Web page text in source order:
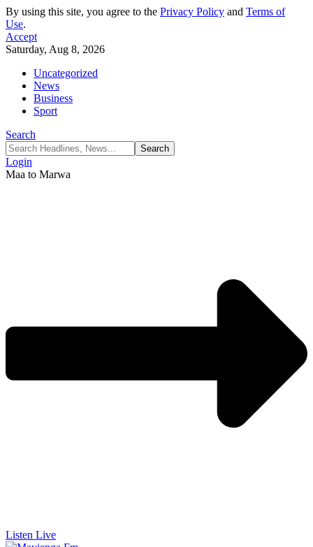
By using this site, you agree to the Privacy Policy and Terms of
Use.
Accept
Saturday, Aug 8, 2026
Uncategorized
News
Business
Sport
Search
Login
Maa to Marwa
Listen Live